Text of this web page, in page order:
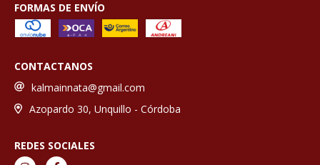
FORMAS DE ENVÍO
CONTACTANOS
kalmainnata@gmail.com
Azopardo 30, Unquillo - Córdoba
REDES SOCIALES